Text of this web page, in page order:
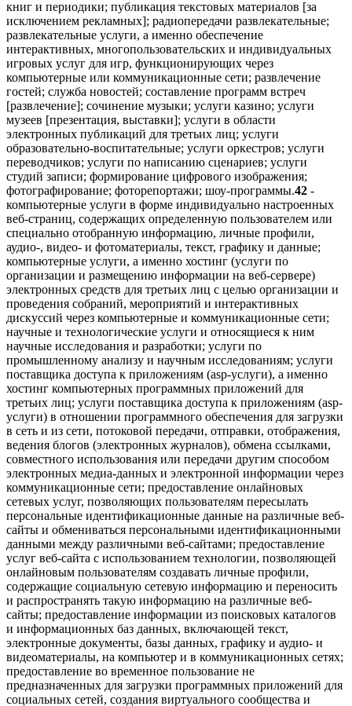
книг и периодики; публикация текстовых материалов [за
исключением рекламных]; радиопередачи развлекательные;
развлекательные услуги, а именно обеспечение
интерактивных, многопользовательских и индивидуальных
игровых услуг для игр, функционирующих через
компьютерные или коммуникационные сети; развлечение
гостей; служба новостей; составление программ встреч
[развлечение]; сочинение музыки; услуги казино; услуги
музеев [презентация, выставки]; услуги в области
электронных публикаций для третьих лиц; услуги
образовательно-воспитательные; услуги оркестров; услуги
переводчиков; услуги по написанию сценариев; услуги
студий записи; формирование цифрового изображения;
фотографирование; фоторепортажи; шоу-программы.42 -
компьютерные услуги в форме индивидуально настроенных
веб-страниц, содержащих определенную пользователем или
специально отобранную информацию, личные профили,
аудио-, видео- и фотоматериалы, текст, графику и данные;
компьютерные услуги, а именно хостинг (услуги по
организации и размещению информации на веб-сервере)
электронных средств для третьих лиц с целью организации и
проведения собраний, мероприятий и интерактивных
дискуссий через компьютерные и коммуникационные сети;
научные и технологические услуги и относящиеся к ним
научные исследования и разработки; услуги по
промышленному анализу и научным исследованиям; услуги
поставщика доступа к приложениям (asp-услуги), а именно
хостинг компьютерных программных приложений для
третьих лиц; услуги поставщика доступа к приложениям (asp-
услуги) в отношении программного обеспечения для загрузки
в сеть и из сети, потоковой передачи, отправки, отображения,
ведения блогов (электронных журналов), обмена ссылками,
совместного использования или передачи другим способом
электронных медиа-данных и электронной информации через
коммуникационные сети; предоставление онлайновых
сетевых услуг, позволяющих пользователям пересылать
персональные идентификационные данные на различные веб-
сайты и обмениваться персональными идентификационными
данными между различными веб-сайтами; предоставление
услуг веб-сайта с использованием технологии, позволяющей
онлайновым пользователям создавать личные профили,
содержащие социальную сетевую информацию и переносить
и распространять такую информацию на различные веб-
сайты; предоставление информации из поисковых каталогов
и информационных баз данных, включающей текст,
электронные документы, базы данных, графику и аудио- и
видеоматериалы, на компьютер и в коммуникационных сетях;
предоставление во временное пользование не
предназначенных для загрузки программных приложений для
социальных сетей, создания виртуального сообщества и